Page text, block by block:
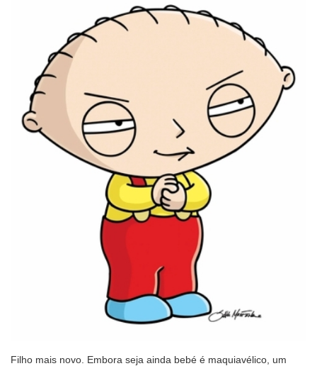
Filho mais novo. Embora seja ainda bebé é maquiavélico, um